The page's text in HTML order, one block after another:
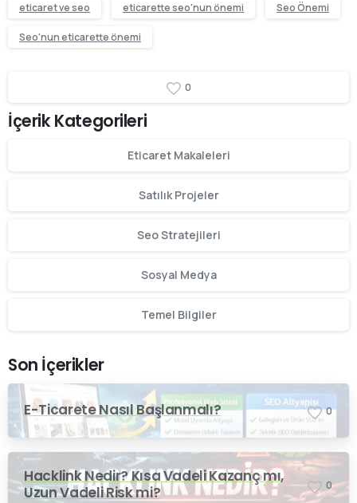
eticaret ve seo eticarette seo'nun önemi Seo Önemi
Seo'nun eticarette önemi
0
İçerik Kategorileri
Eticaret Makaleleri
Satılık Projeler
Seo Stratejileri
Sosyal Medya
Temel Bilgiler
Son İçerikler
E-Ticarete Nasıl Başlanmalı? 0
Hacklink Nedir? Kısa Vadeli Kazanç mı,
Uzun Vadeli Risk mi?
0